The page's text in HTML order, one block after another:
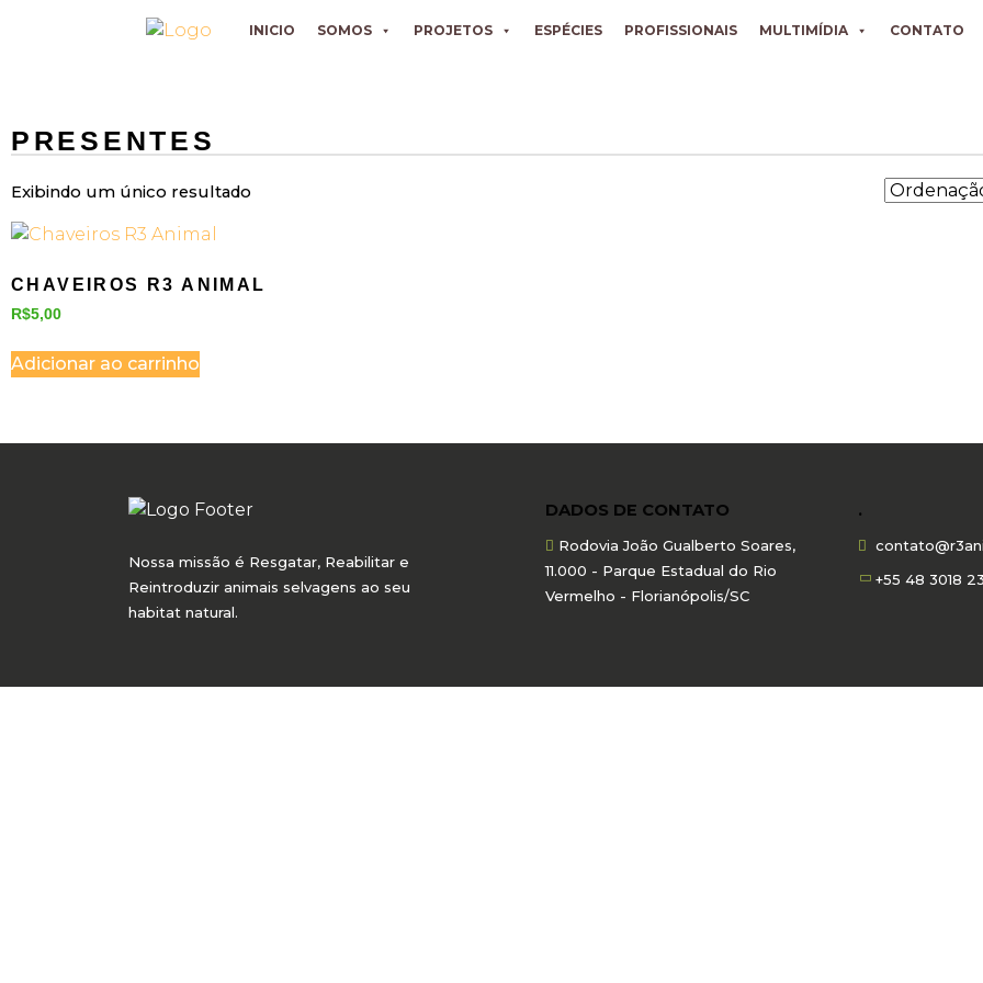
INICIO SOMOS PROJETOS ESPÉCIES PROFISSIONAIS MULTIMÍDIA CONTATO
PRESENTES
Exibindo um único resultado
CHAVEIROS R3 ANIMAL
R$5,00
Adicionar ao carrinho
Nossa missão é Resgatar, Reabilitar e
Reintroduzir animais selvagens ao seu
habitat natural.
DADOS DE CONTATO
Rodovia João Gualberto Soares,
11.000 - Parque Estadual do Rio
Vermelho - Florianópolis/SC
.
+55 48 3018